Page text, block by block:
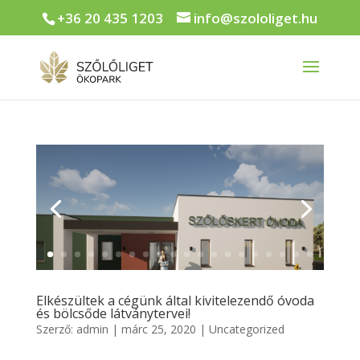
+36 20 435 1203 info@szololiget.hu
Elkészültek a cégünk által kivitelezendő óvoda
és bölcsőde látványtervei!
Szerző: admin | márc 25, 2020 | Uncategorized